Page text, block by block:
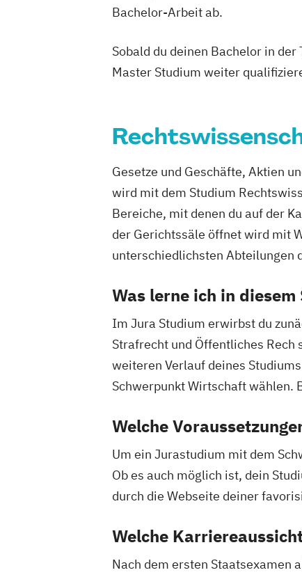
Bachelor-Arbeit ab.
Sobald du deinen Bachelor in
Master Studium weiter
Gesetze und Geschäfte, Aktien
wird mit dem Studium
Bereiche, mit denen du auf der
der Gerichtssäle öffnet wird mit
unterschiedlichsten Abteilungen
Was lerne ich in diesem
Im Jura Studium erwirbst du
Strafrecht und Öffentliches
weiteren Verlauf deines
Schwerpunkt Wirtschaft wählen.
Welche
Um ein Jurastudium mit dem
Ob es auch möglich ist, dein
durch die Webseite deiner
Welche
Nach dem ersten Staatsexamen